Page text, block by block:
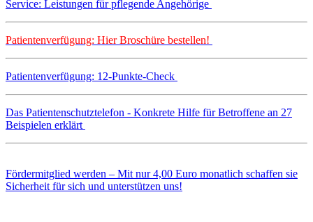
Service: Leistungen für pflegende Angehörige
Patientenverfügung: Hier Broschüre bestellen!
Patientenverfügung: 12-Punkte-Check
Das Patientenschutztelefon - Konkrete Hilfe für Betroffene an 27
Beispielen erklärt
Fördermitglied werden – Mit nur 4,00 Euro monatlich schaffen sie
Sicherheit für sich und unterstützen uns!